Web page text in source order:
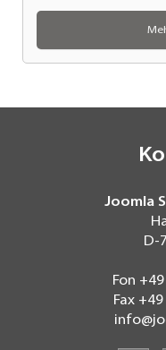
Joomla
D-
Fon
Fax +49